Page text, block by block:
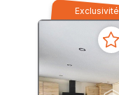
Exclusivité